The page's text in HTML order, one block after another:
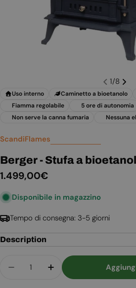
1/8
Uso interno Caminetto a bioetanolo
Fiamma regolabile
5 ore di autonomia
Non serve la canna fumaria
Nessuna
ScandiFlames
Berger - Stufa a
Prezzo
1.499,00€
Disponibile in magazzino
Tempo di consegna: 3-5 giorni
Description
Diminuisci La Quantità Per
Aumenta La